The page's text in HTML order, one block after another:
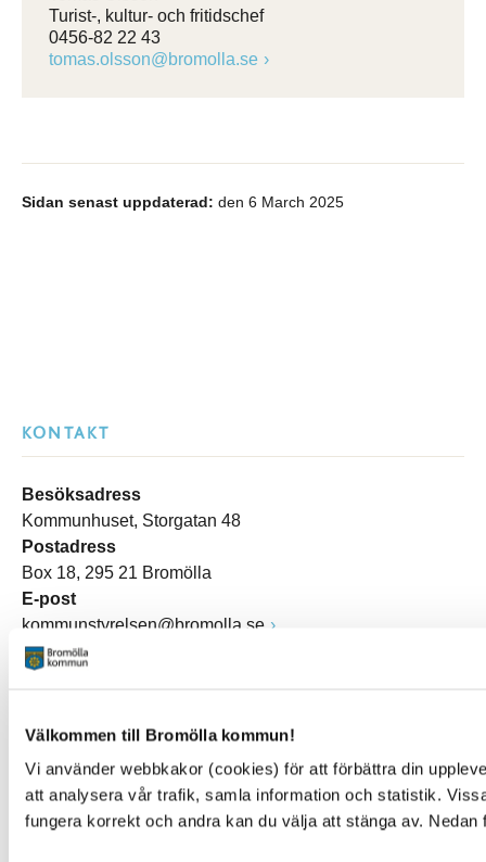
Välkommen till Bromölla kommun!
Vi använder webbkakor (cookies) för att förbättra din
att analysera vår trafik, samla information och statistik.
fungera korrekt och andra kan du välja att stänga av. Nedan
Turist-, kultur- och fritidschef
0456-82 22 43
tomas.olsson@bromolla.se
Sidan senast uppdaterad: den 6 March 2025
KONTAKT
Besöksadress
Kommunhuset, Storgatan 48
Postadress
Box 18, 295 21 Bromölla
E-post
kommunstyrelsen@bromolla.se
Webbadress
www.bromolla.se
Växel: 0456-82 20 00
Org.nr: 212000-0894